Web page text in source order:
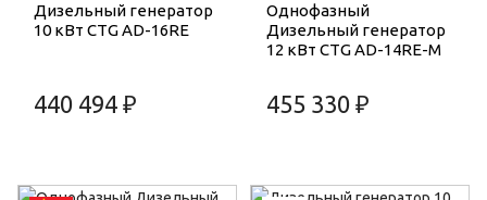
Дизельный генератор
10 кВт CTG AD-16RE
440 494 ₽
Однофазный
Дизельный генератор
12 кВт CTG AD-14RE-M
455 330 ₽